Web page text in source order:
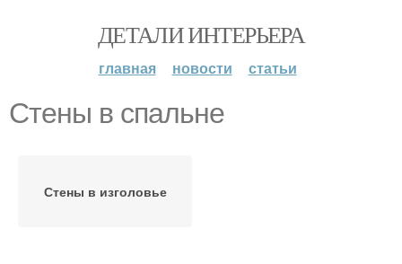
ДЕТАЛИ ИНТЕРЬЕРА
главная новости статьи
Стены в спальне
Стены в изголовье